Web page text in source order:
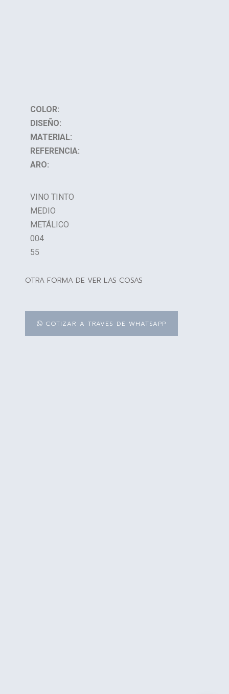
COLOR:
DISEÑO:
MATERIAL:
REFERENCIA:
ARO:
VINO TINTO
MEDIO
METÁLICO
004
55
OTRA FORMA DE VER LAS COSAS
COTIZAR A TRAVES DE WHATSAPP